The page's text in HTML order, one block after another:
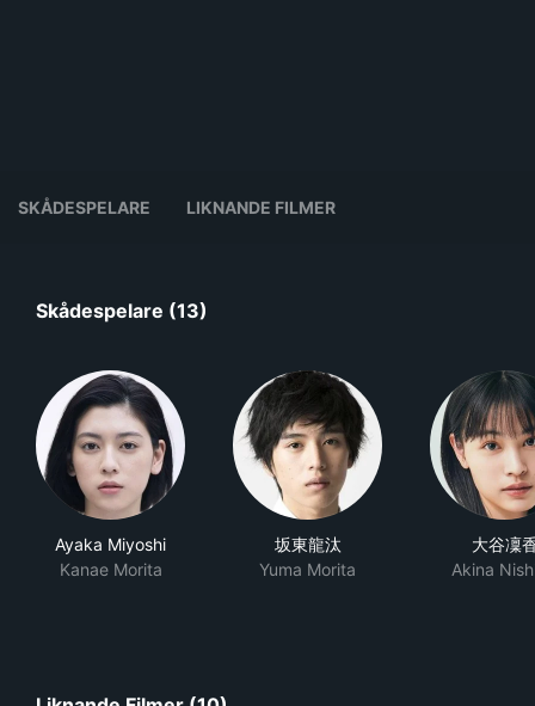
SKÅDESPELARE LIKNANDE FILMER
Skådespelare (13)
Ayaka Miyoshi
Kanae Morita
坂東龍汰
Yuma Morita
大谷凜
Akina